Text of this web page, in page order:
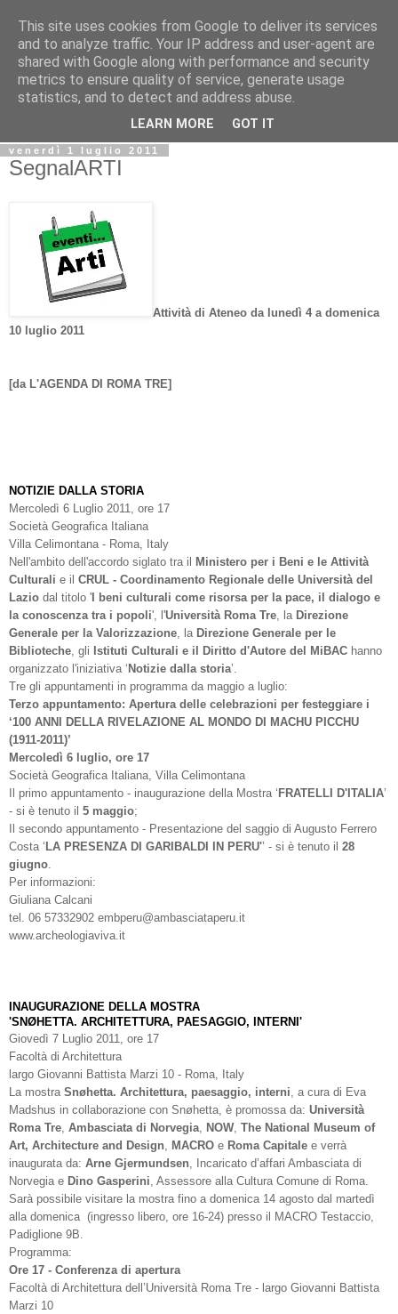
Biblio@rti in
Il Blog della Biblioteca di Area delle arti per condividere
informazioni iniziative incontri
venerdì 1 luglio 2011
SegnalARTI
Attività di Ateneo da lunedì 4 a domenica
10 luglio 2011
[da L'AGENDA DI ROMA TRE]
NOTIZIE DALLA STORIA
Mercoledì 6 Luglio 2011, ore 17
Società Geografica Italiana
Villa Celimontana - Roma, Italy
Nell'ambito dell'accordo siglato tra il
Ministero per i Beni e le Attività
Culturali e il CRUL - Coordinamento Regionale delle Università del
Lazio dal titolo ' I beni culturali come risorsa per la pace, il dialogo e
la conoscenza tra i popoli', l'Università Roma Tre , la Direzione
Generale per la Valorizzazione , la Direzione Generale per le
Biblioteche , gli Istituti Culturali e il Diritto d'Autore del MiBAC hanno
organizzato l'iniziativa ‘ Notizie dalla storia’.
Tre gli appuntamenti in programma da maggio a luglio:
Terzo appuntamento: Apertura delle celebrazioni per festeggiare i
‘100 ANNI DELLA RIVELAZIONE AL MONDO DI MACHU PICCHU
(1911-2011)’
Mercoledì 6 luglio, ore 17
Società Geografica Italiana, Villa Celimontana
Il primo appuntamento - inaugurazione della Mostra ‘ FRATELLI D'ITALIA’
- si è tenuto il 5 maggio;
Il secondo appuntamento - Presentazione del saggio di Augusto Ferrero
Costa ‘ LA PRESENZA DI GARIBALDI IN PERU'’ - si è tenuto il 28
giugno
Per informazioni:
Giuliana Calcani
tel. 06 57332902 embperu@ambasciataperu.it
www.archeologiaviva.it
INAUGURAZIONE DELLA MOSTRA
'SNØHETTA. ARCHITETTURA, PAESAGGIO, INTERNI'
Giovedì 7 Luglio 2011, ore 17
Facoltà di Architettura
largo Giovanni Battista Marzi 10 - Roma, Italy
La mostra Snøhetta. Architettura, paesaggio, interni , a cura di Eva
Madshus in collaborazione con Snøhetta, è promossa da: Università
Roma Tre Ambasciata di Norvegia NOW The National Museum of
Art, Architecture and Design
MACRO e Roma Capitale e verrà
inaugurata da: Arne Gjermundsen , Incaricato d’affari Ambasciata di
Norvegia e Dino Gasperini , Assessore alla Cultura Comune di Roma.
Sarà possibile visitare la mostra fino a domenica 14 agosto dal martedì
alla domenica (ingresso libero, ore 16-24) presso il MACRO Testaccio,
Padiglione 9B.
Programma:
Ore 17 - Conferenza di apertura
Facoltà di Architettura dell’Università Roma Tre - largo Giovanni Battista
Marzi 10
This site uses cookies from Google to deliver its services
and to analyze traffic. Your IP address and user-agent are
shared with Google along with performance and security
metrics to ensure quality of service, generate usage
statistics, and to detect and address abuse.
LEARN MORE GOT IT